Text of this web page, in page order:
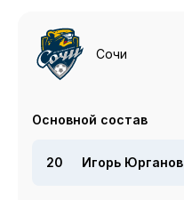
Сочи
Основной состав
20 Игорь Юрганов